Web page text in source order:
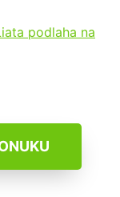
podlaha na